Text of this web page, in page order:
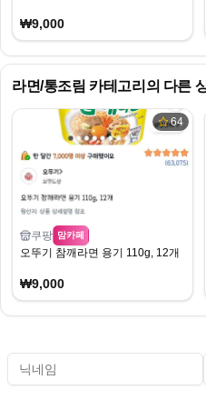
₩9,000
라면/통조림 카테고리의 다른
64
쿠팡 맘카페
오뚜기 참깨라면 용기 110g, 12개
₩9,000